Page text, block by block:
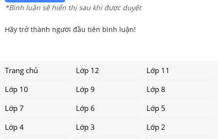
*Bình luận sẽ hiển thị sau khi được duyệt
Hãy trở thành người đầu tiên bình luận!
Trang chủ Lớp 12
Lớp 11
Lớp 10
Lớp 9
Lớp 8
Lớp 7
Lớp 6
Lớp 5
Lớp 4
Lớp 3 Lớp 2